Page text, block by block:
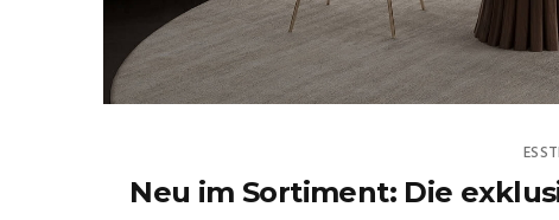
Neu im Sortiment: Die